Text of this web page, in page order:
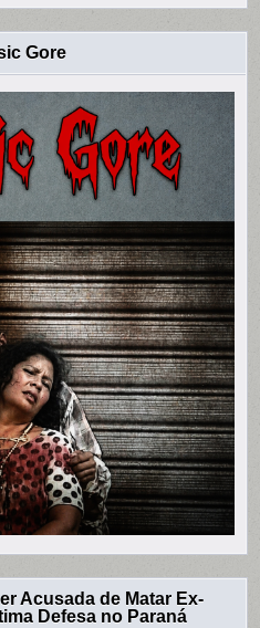
Gore
Acusada de Matar Ex-
Defesa no Paraná